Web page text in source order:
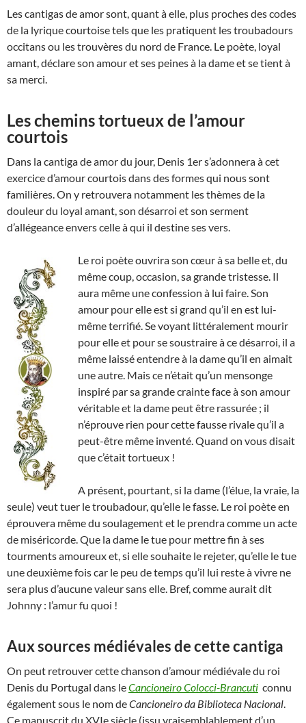
Les cantigas de amor sont, quant à elle, plus proches des codes
de la lyrique courtoise tels que les pratiquent les troubadours
occitans ou les trouvères du nord de France. Le poète, loyal
amant, déclare son amour et ses peines à la dame et se tient à
sa merci.
Les chemins tortueux de l’amour
courtois
Dans la cantiga de amor du jour, Denis 1er s’adonnera à cet
exercice d’amour courtois dans des formes qui nous sont
familières. On y retrouvera notamment les thèmes de la
douleur du loyal amant, son désarroi et son serment
d’allégeance envers celle à qui il destine ses vers.
Le roi poète ouvrira son cœur à sa belle et, du
même coup, occasion, sa grande tristesse. Il
aura même une confession à lui faire. Son
amour pour elle est si grand qu’il en est lui-
même terrifié. Se voyant littéralement mourir
pour elle et pour se soustraire à ce désarroi, il a
même laissé entendre à la dame qu’il en aimait
une autre. Mais ce n’était qu’un mensonge
inspiré par sa grande crainte face à son amour
véritable et la dame peut être rassurée ; il
n’éprouve rien pour cette fausse rivale qu’il a
peut-être même inventé. Quand on vous disait
que c’était tortueux !
A présent, pourtant, si la dame (l’élue, la vraie, la
seule) veut tuer le troubadour, qu’elle le fasse. Le roi poète en
éprouvera même du soulagement et le prendra comme un acte
de miséricorde. Que la dame le tue pour mettre fin à ses
tourments amoureux et, si elle souhaite le rejeter, qu’elle le tue
une deuxième fois car le peu de temps qu’il lui reste à vivre ne
sera plus d’aucune valeur sans elle. Bref, comme aurait dit
Johnny : l’amur fu quoi !
Aux sources médiévales de cette cantiga
On peut retrouver cette chanson d’amour médiévale du roi
Denis du Portugal dans leCancioneiro Colocci-Brancuti connu
également sous le nom deCancioneiro da Biblioteca Nacional.
Ce manuscrit du XVIe siècle (issu vraisemblablement d’un